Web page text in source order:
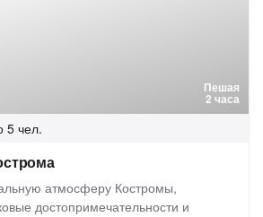
Пешая
2 часа
5 чел.
атмосферу Костромы,
достопримечательности и